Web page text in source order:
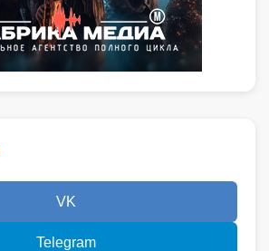
VK
Telegram